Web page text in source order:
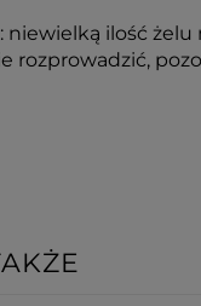
: niewielką ilość żelu
rozprowadzić,